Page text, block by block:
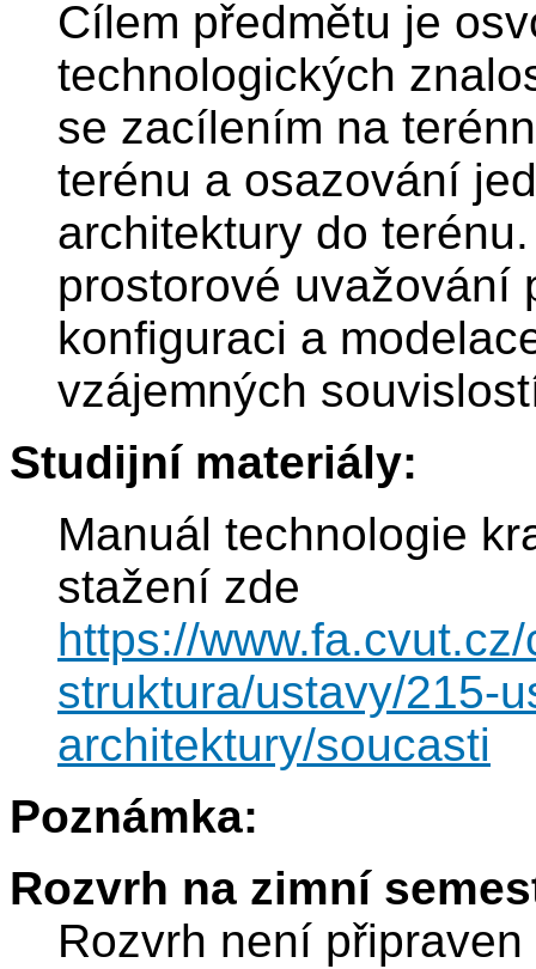
Cílem předmětu je
technologických
se zacílením na
terénu a osazování
architektury do
prostorové uvažování
konfiguraci a
vzájemných
Studijní materiály:
Manuál technologie
stažení zde
https://
struktura/ustavy/215-
architektury/soucasti
Poznámka:
Rozvrh na zimní
Rozvrh není připraven